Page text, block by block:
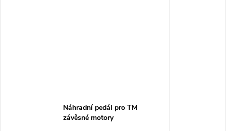
Náhradní pedál pro TM
závěsné motory